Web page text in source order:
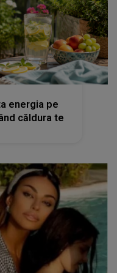
energia pe
căldura te